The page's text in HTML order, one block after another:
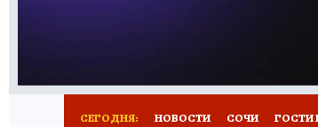
СЕГОДНЯ: НОВОСТИ СОЧИ ГОСТИ